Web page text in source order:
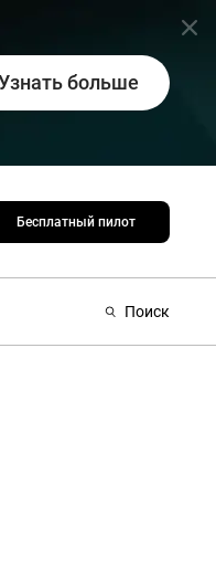
больше
Бесплатный пилот
Поиск